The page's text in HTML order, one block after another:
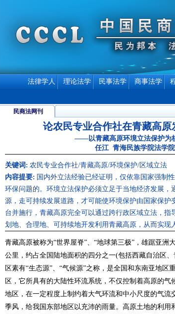
法律学人 理论法学 民事法学 商事法学
民商法网刊
论农民专业合作社在青藏高原
——以青藏高原环境立法保护为
任江 青海民族学院法学院
关键词: 农民专业合作社/青藏高原/环境保护/区域立法
内容提要: 国内外立法经验已经证明，仅依靠国家强制
环保问题的。环境立法保护必须立足于当地经济发展
源，走可持续发展道路，才可能使环境保护由国家保
台并施行，青藏高原完全可以通过跨行政区域立法，
划地、合理地、可持续地开发利用青藏高原，从而实现
青藏高原被称为“世界屋脊”、“地球第三极”，雄踞亚洲
公里，约占全国陆地面积的四分之一(包括西藏自治区
区素有“生态源”、“气候源”之称，是全国和东南亚地
区，它所具有的大陆性环流系统，不仅控制着高原的
地区，在一定程度上制约着大气环流和中小尺度的气
季风，给我国东部地区以充沛的雨量。高原土地的利